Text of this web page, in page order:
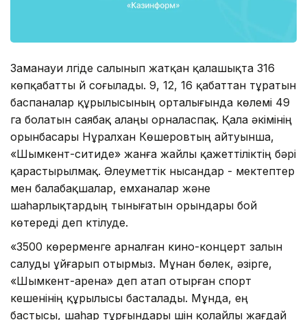
Заманауи үлгіде салынып жатқан қалашықта 316
көпқабатты үй соғылады. 9, 12, 16 қабаттан тұратын
баспаналар құрылысының орталығында көлемі 49
га болатын саябақ алаңы орналаспақ. Қала әкімінің
орынбасары Нұралхан Көшеровтың айтуынша,
«Шымкент-ситиде» жанға жайлы қажеттіліктің бәрі
қарастырылмақ. Әлеуметтік нысандар - мектептер
мен балабақшалар, емханалар және
шаһарлықтардың тынығатын орындары бой
көтереді деп күтілуде.
«3500 көрерменге арналған кино-концерт залын
салуды ұйғарып отырмыз. Мұнан бөлек, әзірге,
«Шымкент-арена» деп атап отырған спорт
кешенінің құрылысы басталады. Мұнда, ең
бастысы, шаһар тұрғындары үшін қолайлы жағдай